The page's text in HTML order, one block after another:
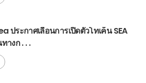
ประกาศเลื่อนการเปิดตัวโทเค็น SEA
างก . . .